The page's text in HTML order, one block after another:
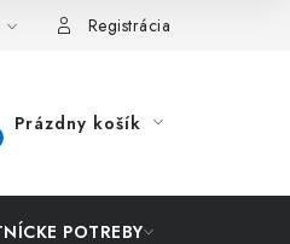
Registrácia
Prázdny košík
POTREBY